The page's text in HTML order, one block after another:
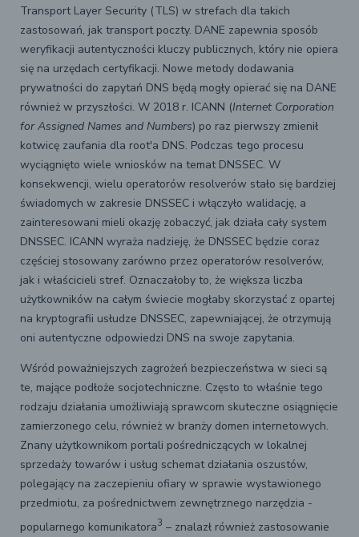
Transport Layer Security (TLS) w strefach dla takich
zastosowań, jak transport poczty. DANE zapewnia sposób
weryfikacji autentyczności kluczy publicznych, który nie opiera
się na urzędach certyfikacji. Nowe metody dodawania
prywatności do zapytań DNS będą mogły opierać się na DANE
również w przyszłości. W 2018 r. ICANN (Internet Corporation
for Assigned Names and Numbers) po raz pierwszy zmienił
kotwicę zaufania dla root'a DNS. Podczas tego procesu
wyciągnięto wiele wniosków na temat DNSSEC. W
konsekwencji, wielu operatorów resolverów stało się bardziej
świadomych w zakresie DNSSEC i włączyło walidację, a
zainteresowani mieli okazję zobaczyć, jak działa cały system
DNSSEC. ICANN wyraża nadzieję, że DNSSEC będzie coraz
częściej stosowany zarówno przez operatorów resolverów,
jak i właścicieli stref. Oznaczałoby to, że większa liczba
użytkowników na całym świecie mogłaby skorzystać z opartej
na kryptografii usłudze DNSSEC, zapewniającej, że otrzymują
oni autentyczne odpowiedzi DNS na swoje zapytania.
Wśród poważniejszych zagrożeń bezpieczeństwa w sieci są
te, mające podłoże socjotechniczne. Często to właśnie tego
rodzaju działania umożliwiają sprawcom skuteczne osiągnięcie
zamierzonego celu, również w branży domen internetowych.
Znany użytkownikom portali pośredniczących w lokalnej
sprzedaży towarów i usług schemat działania oszustów,
polegający na zaczepieniu ofiary w sprawie wystawionego
przedmiotu, za pośrednictwem zewnętrznego narzędzia -
popularnego komunikatora3 – znalazł również zastosowanie